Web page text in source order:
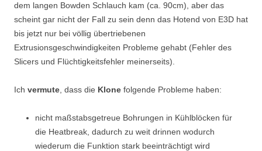
dem langen Bowden Schlauch kam (ca. 90cm), aber das
scheint gar nicht der Fall zu sein denn das Hotend von E3D hat
bis jetzt nur bei völlig übertriebenen
Extrusionsgeschwindigkeiten Probleme gehabt (Fehler des
Slicers und Flüchtigkeitsfehler meinerseits).
Ich vermute , dass die Klone folgende Probleme haben:
nicht maßstabsgetreue Bohrungen in Kühlblöcken für
die Heatbreak, dadurch zu weit drinnen wodurch
wiederum die Funktion stark beeinträchtigt wird